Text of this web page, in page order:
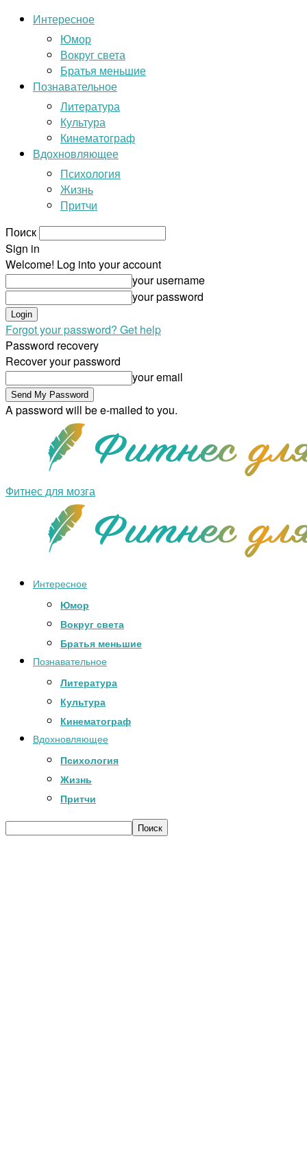
Интересное
Юмор
Вокруг света
Братья меньшие
Познавательное
Литература
Культура
Кинематограф
Вдохновляющее
Психология
Жизнь
Притчи
Поиск
Sign in
Welcome! Log into your account
your username
your password
Forgot your password? Get help
Password recovery
Recover your password
your email
A password will be e-mailed to you.
Фитнес для мозга
Интересное
Юмор
Вокруг света
Братья меньшие
Познавательное
Литература
Культура
Кинематограф
Вдохновляющее
Психология
Жизнь
Притчи